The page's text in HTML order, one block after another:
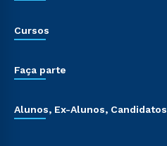
Cursos
Faça parte
Alunos, Ex-Alunos, Candidatos